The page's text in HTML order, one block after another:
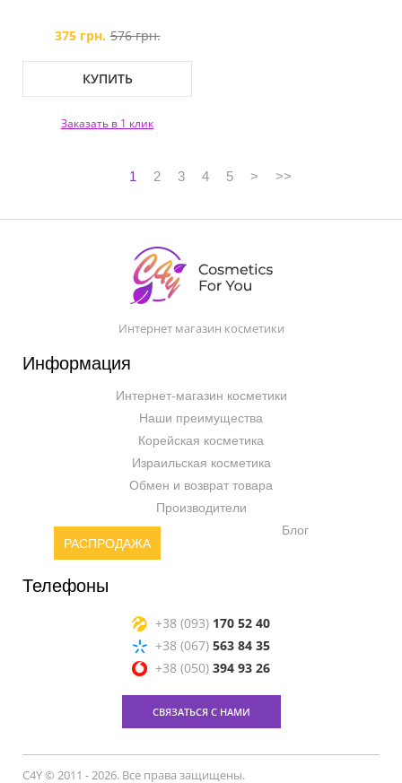
375 грн. 576 грн.
КУПИТЬ
Заказать в 1 клик
1 2 3 4 5 > >>
Интернет магазин косметики
Информация
Интернет-магазин косметики
Наши преимущества
Корейская косметика
Израильская косметика
Обмен и возврат товара
Производители
РАСПРОДАЖА
Блог
Телефоны
+38 (093) 170 52 40
+38 (067) 563 84 35
+38 (050) 394 93 26
СВЯЗАТЬСЯ С НАМИ
C4Y © 2011 - 2026. Все права защищены.